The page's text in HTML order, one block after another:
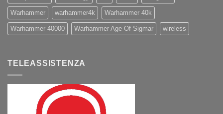
Warhammer warhammer4k Warhammer 40k
Warhammer 40000 Warhammer Age Of Sigmar wireless
TELEASSISTENZA